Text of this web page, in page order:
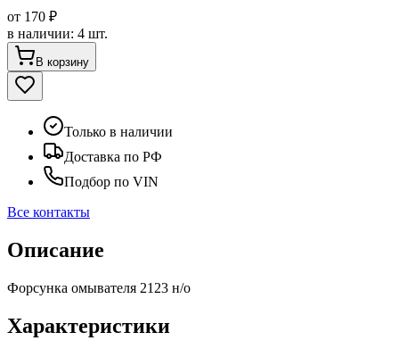
от 170 ₽
в наличии: 4 шт.
В корзину
Только в наличии
Доставка по РФ
Подбор по VIN
Все контакты
Описание
Форсунка омывателя 2123 н/о
Характеристики